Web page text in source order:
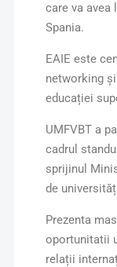
care va avea
Spania.
EAIE este
networking
educației
UMFVBT a
cadrul
sprijinul
de
Prezenta
oportunitatii
relații